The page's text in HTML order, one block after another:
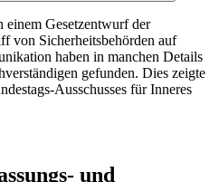
einem Gesetzentwurf der
von Sicherheitsbehörden auf
haben in manchen Details
gefunden. Dies zeigte
Ausschusses für Inneres
und